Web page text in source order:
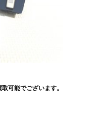
可能でございます。